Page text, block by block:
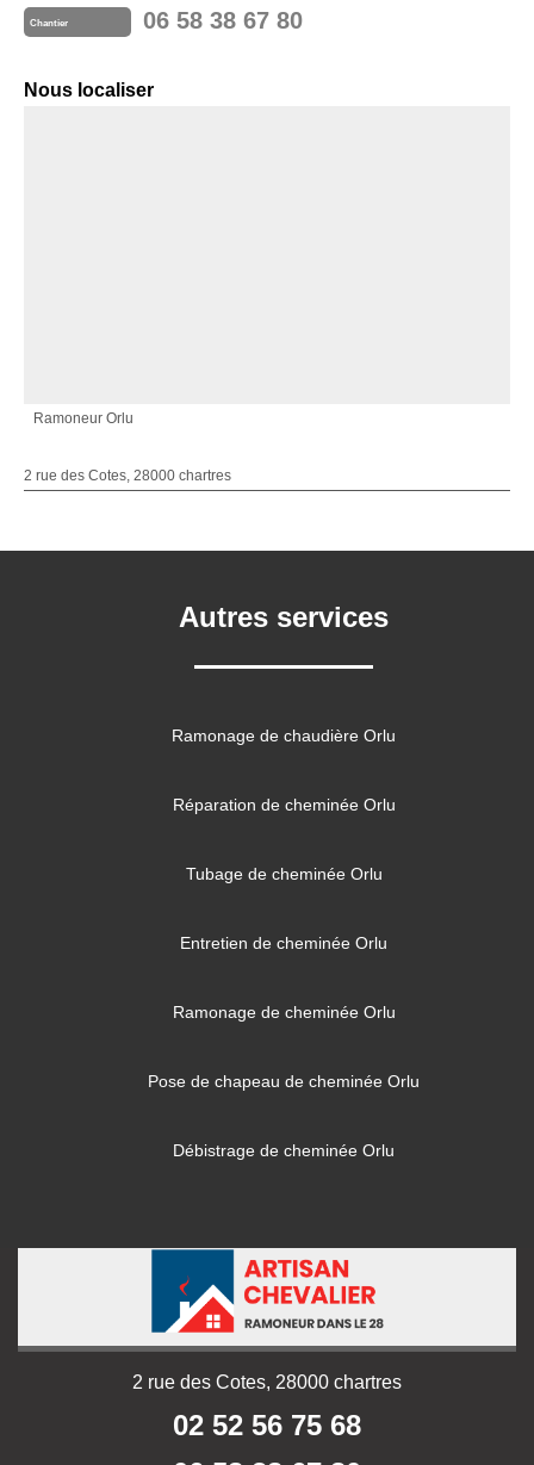
Chantier 06 58 38 67 80
Nous localiser
Ramoneur Orlu
2 rue des Cotes, 28000 chartres
Autres services
Ramonage de chaudière Orlu
Réparation de cheminée Orlu
Tubage de cheminée Orlu
Entretien de cheminée Orlu
Ramonage de cheminée Orlu
Pose de chapeau de cheminée Orlu
Débistrage de cheminée Orlu
2 rue des Cotes, 28000 chartres
02 52 56 75 68